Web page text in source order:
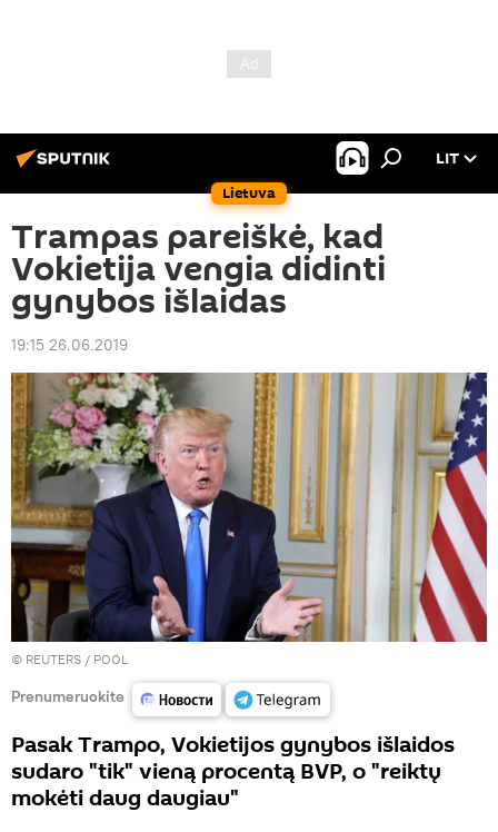
Lietuva
LIT
Trampas pareiškė, kad
Vokietija vengia didinti
gynybos išlaidas
19:15 26.06.2019
© REUTERS / POOL
Prenumeruokite
Pasak Trampo, Vokietijos gynybos išlaidos
sudaro "tik" vieną procentą BVP, o "reiktų
mokėti daug daugiau"